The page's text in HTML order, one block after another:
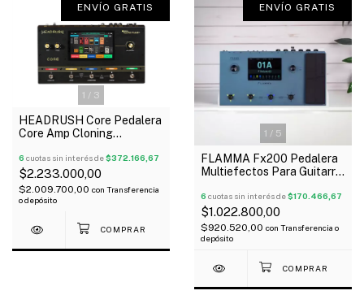
1 / 3
ENVÍO GRATIS
HEADRUSH Core Pedalera
Core Amp Cloning
6 cuotas sin interés de$372.166,67
$2.233.000,00
$2.009.700,00 con Transferencia
o depósito
1 / 5
ENVÍO GRATIS
FLAMMA Fx200 Pedalera
Multiefectos Para Guitarra
6 cuotas sin interés de$170.466,67
$1.022.800,00
$920.520,00 con Transferencia o
depósito